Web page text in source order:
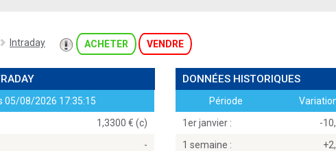
Intraday ACHETER VENDRE
05/08/2026 17:35:15
1,3300 € (c)
-
DONNÉES HISTORIQUES
Période
1er janvier :
-
1 semaine :